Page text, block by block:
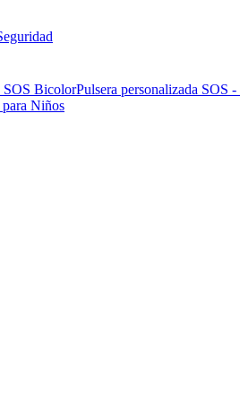
SOS BicolorPulsera personalizada SOS
Niños